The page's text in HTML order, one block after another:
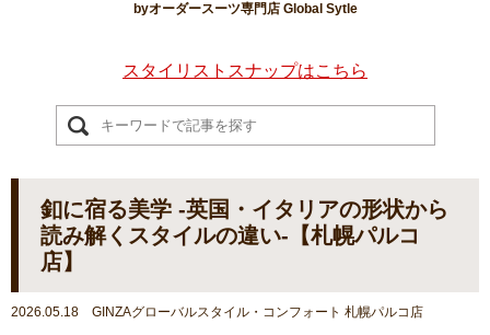
byオーダースーツ専門店 Global Sytle
スタイリストスナップはこちら
釦に宿る美学 -英国・イタリアの形状から
読み解くスタイルの違い-【札幌パルコ
店】
2026.05.18 GINZAグローバルスタイル・コンフォート 札幌パルコ店